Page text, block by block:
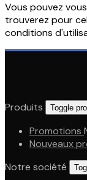
Vous pouvez
trouverez pour
conditions
Produits Toggle
Promotions
Nouveaux
Notre société